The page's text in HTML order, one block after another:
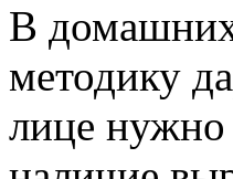
В
методику
лице